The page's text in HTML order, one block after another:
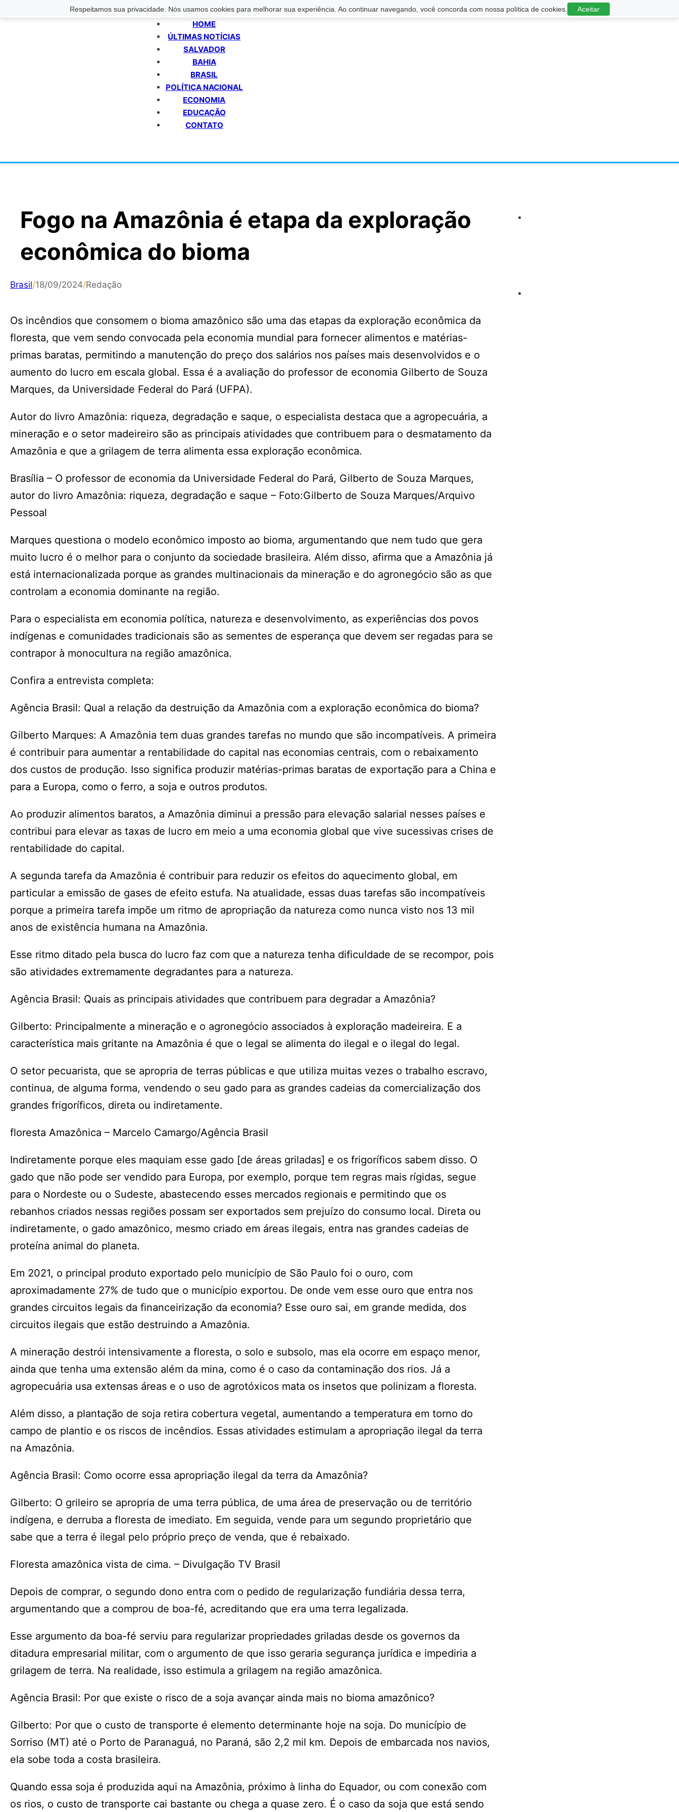
Respeitamos sua privacidade. Nós usamos cookies para melhorar sua experiência. Ao continuar navegando, você concorda com nossa política de cookies. Aceitar
HOME
ÚLTIMAS NOTÍCIAS
SALVADOR
BAHIA
BRASIL
POLÍTICA NACIONAL
ECONOMIA
EDUCAÇÃO
CONTATO
Fogo na Amazônia é etapa da exploração
econômica do bioma
Brasil/18/09/2024/Redação
Os incêndios que consomem o bioma amazônico são uma das etapas da exploração econômica da
floresta, que vem sendo convocada pela economia mundial para fornecer alimentos e matérias-
primas baratas, permitindo a manutenção do preço dos salários nos países mais desenvolvidos e o
aumento do lucro em escala global. Essa é a avaliação do professor de economia Gilberto de Souza
Marques, da Universidade Federal do Pará (UFPA).
Autor do livro Amazônia: riqueza, degradação e saque, o especialista destaca que a agropecuária, a
mineração e o setor madeireiro são as principais atividades que contribuem para o desmatamento da
Amazônia e que a grilagem de terra alimenta essa exploração econômica.
Brasília – O professor de economia da Universidade Federal do Pará, Gilberto de Souza Marques,
autor do livro Amazônia: riqueza, degradação e saque – Foto:Gilberto de Souza Marques/Arquivo
Pessoal
Marques questiona o modelo econômico imposto ao bioma, argumentando que nem tudo que gera
muito lucro é o melhor para o conjunto da sociedade brasileira. Além disso, afirma que a Amazônia já
está internacionalizada porque as grandes multinacionais da mineração e do agronegócio são as que
controlam a economia dominante na região.
Para o especialista em economia política, natureza e desenvolvimento, as experiências dos povos
indígenas e comunidades tradicionais são as sementes de esperança que devem ser regadas para se
contrapor à monocultura na região amazônica.
Confira a entrevista completa:
Agência Brasil: Qual a relação da destruição da Amazônia com a exploração econômica do bioma?
Gilberto Marques: A Amazônia tem duas grandes tarefas no mundo que são incompatíveis. A primeira
é contribuir para aumentar a rentabilidade do capital nas economias centrais, com o rebaixamento
dos custos de produção. Isso significa produzir matérias-primas baratas de exportação para a China e
para a Europa, como o ferro, a soja e outros produtos.
Ao produzir alimentos baratos, a Amazônia diminui a pressão para elevação salarial nesses países e
contribui para elevar as taxas de lucro em meio a uma economia global que vive sucessivas crises de
rentabilidade do capital.
A segunda tarefa da Amazônia é contribuir para reduzir os efeitos do aquecimento global, em
particular a emissão de gases de efeito estufa. Na atualidade, essas duas tarefas são incompatíveis
porque a primeira tarefa impõe um ritmo de apropriação da natureza como nunca visto nos 13 mil
anos de existência humana na Amazônia.
Esse ritmo ditado pela busca do lucro faz com que a natureza tenha dificuldade de se recompor, pois
são atividades extremamente degradantes para a natureza.
Agência Brasil: Quais as principais atividades que contribuem para degradar a Amazônia?
Gilberto: Principalmente a mineração e o agronegócio associados à exploração madeireira. E a
característica mais gritante na Amazônia é que o legal se alimenta do ilegal e o ilegal do legal.
O setor pecuarista, que se apropria de terras públicas e que utiliza muitas vezes o trabalho escravo,
continua, de alguma forma, vendendo o seu gado para as grandes cadeias da comercialização dos
grandes frigoríficos, direta ou indiretamente.
floresta Amazônica – Marcelo Camargo/Agência Brasil
Indiretamente porque eles maquiam esse gado [de áreas griladas] e os frigoríficos sabem disso. O
gado que não pode ser vendido para Europa, por exemplo, porque tem regras mais rígidas, segue
para o Nordeste ou o Sudeste, abastecendo esses mercados regionais e permitindo que os
rebanhos criados nessas regiões possam ser exportados sem prejuízo do consumo local. Direta ou
indiretamente, o gado amazônico, mesmo criado em áreas ilegais, entra nas grandes cadeias de
proteína animal do planeta.
Em 2021, o principal produto exportado pelo município de São Paulo foi o ouro, com
aproximadamente 27% de tudo que o município exportou. De onde vem esse ouro que entra nos
grandes circuitos legais da financeirização da economia? Esse ouro sai, em grande medida, dos
circuitos ilegais que estão destruindo a Amazônia.
A mineração destrói intensivamente a floresta, o solo e subsolo, mas ela ocorre em espaço menor,
ainda que tenha uma extensão além da mina, como é o caso da contaminação dos rios. Já a
agropecuária usa extensas áreas e o uso de agrotóxicos mata os insetos que polinizam a floresta.
Além disso, a plantação de soja retira cobertura vegetal, aumentando a temperatura em torno do
campo de plantio e os riscos de incêndios. Essas atividades estimulam a apropriação ilegal da terra
na Amazônia.
Agência Brasil: Como ocorre essa apropriação ilegal da terra da Amazônia?
Gilberto: O grileiro se apropria de uma terra pública, de uma área de preservação ou de território
indígena, e derruba a floresta de imediato. Em seguida, vende para um segundo proprietário que
sabe que a terra é ilegal pelo próprio preço de venda, que é rebaixado.
Floresta amazônica vista de cima. – Divulgação TV Brasil
Depois de comprar, o segundo dono entra com o pedido de regularização fundiária dessa terra,
argumentando que a comprou de boa-fé, acreditando que era uma terra legalizada.
Esse argumento da boa-fé serviu para regularizar propriedades griladas desde os governos da
ditadura empresarial militar, com o argumento de que isso geraria segurança jurídica e impediria a
grilagem de terra. Na realidade, isso estimula a grilagem na região amazônica.
Agência Brasil: Por que existe o risco de a soja avançar ainda mais no bioma amazônico?
Gilberto: Por que o custo de transporte é elemento determinante hoje na soja. Do município de
Sorriso (MT) até o Porto de Paranaguá, no Paraná, são 2,2 mil km. Depois de embarcada nos navios,
ela sobe toda a costa brasileira.
Quando essa soja é produzida aqui na Amazônia, próximo à linha do Equador, ou com conexão com
os rios, o custo de transporte cai bastante ou chega a quase zero. É o caso da soja que está sendo